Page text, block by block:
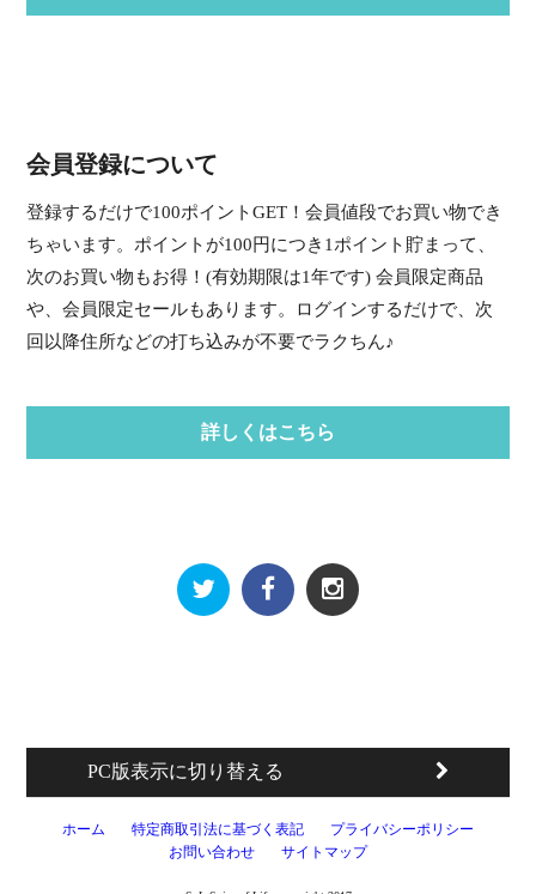
会員登録について
登録するだけで100ポイントGET！会員値段でお買い物でき
ちゃいます。ポイントが100円につき1ポイント貯まって、
次のお買い物もお得！(有効期限は1年です) 会員限定商品
や、会員限定セールもあります。ログインするだけで、次
回以降住所などの打ち込みが不要でラクちん♪
詳しくはこちら
PC版表示に切り替える
ホーム 特定商取引法に基づく表記
プライバシーポリシー
お問い合わせ
サイトマップ